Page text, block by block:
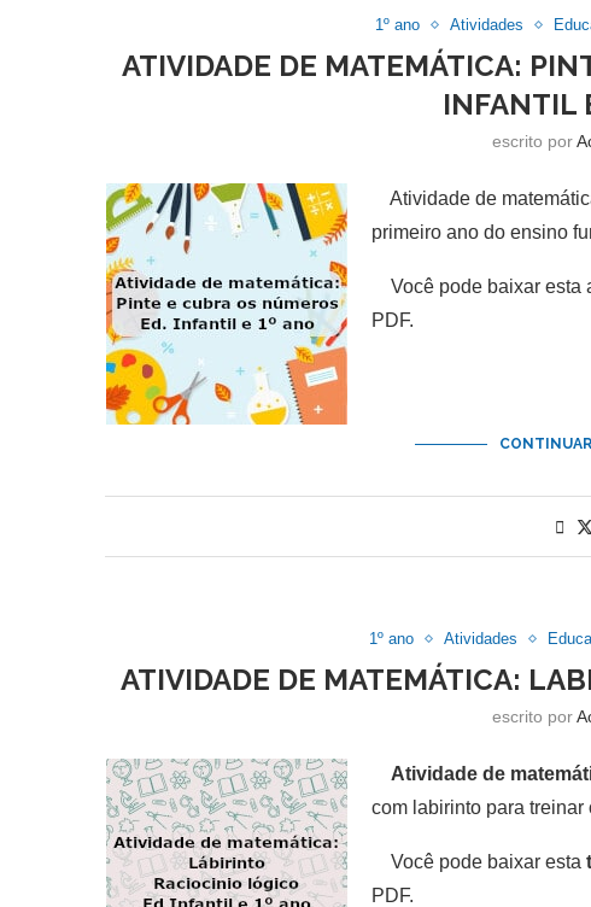
1º ano Atividades
ATIVIDADE DE MATEMÁTICA:
INFANTIL
escrito por
Atividade de
primeiro ano do ensino
Você pode baixar esta
PDF.
1º ano Atividades
ATIVIDADE DE MATEMÁTICA:
escrito por
Atividade de
com labirinto para
Você pode baixar esta
PDF.